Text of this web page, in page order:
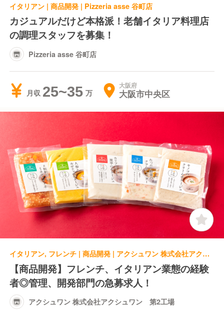
イタリアン | 商品開発 | Pizzeria asse 谷町店
カジュアルだけど本格派！老舗イタリア料理店
の調理スタッフを募集！
Pizzeria asse 谷町店
月収 25~35 大阪府
大阪市中央区
イタリアン, フレンチ | 商品開発 | アクシュワン 株式会社アクシュワン 第2工場
【商品開発】フレンチ、イタリアン業態の経験
者◎管理、開発部門の急募求人！
アクシュワン 株式会社アクシュワン 第2工場